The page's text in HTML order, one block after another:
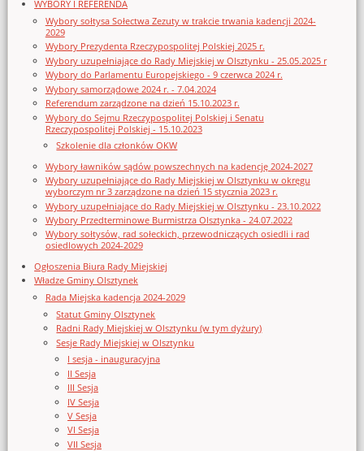
WYBORY I REFERENDA
Wybory sołtysa Sołectwa Zezuty w trakcie trwania kadencji 2024-
2029
Wybory Prezydenta Rzeczypospolitej Polskiej 2025 r.
Wybory uzupełniające do Rady Miejskiej w Olsztynku - 25.05.2025 r
Wybory do Parlamentu Europejskiego - 9 czerwca 2024 r.
Wybory samorządowe 2024 r. - 7.04.2024
Referendum zarządzone na dzień 15.10.2023 r.
Wybory do Sejmu Rzeczypospolitej Polskiej i Senatu
Rzeczypospolitej Polskiej - 15.10.2023
Szkolenie dla członków OKW
Wybory ławników sądów powszechnych na kadencję 2024-2027
Wybory uzupełniające do Rady Miejskiej w Olsztynku w okręgu
wyborczym nr 3 zarządzone na dzień 15 stycznia 2023 r.
Wybory uzupełniające do Rady Miejskiej w Olsztynku - 23.10.2022
Wybory Przedterminowe Burmistrza Olsztynka - 24.07.2022
Wybory sołtysów, rad sołeckich, przewodniczących osiedli i rad
osiedlowych 2024-2029
Ogłoszenia Biura Rady Miejskiej
Władze Gminy Olsztynek
Rada Miejska kadencja 2024-2029
Statut Gminy Olsztynek
Radni Rady Miejskiej w Olsztynku (w tym dyżury)
Sesje Rady Miejskiej w Olsztynku
I sesja - inauguracyjna
II Sesja
III Sesja
IV Sesja
V Sesja
VI Sesja
VII Sesja